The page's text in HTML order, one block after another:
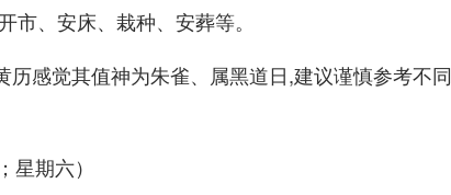
市、安床、栽种、安葬等。
历感觉其值神为朱雀、属黑道日,建议谨慎参考不同
期六）